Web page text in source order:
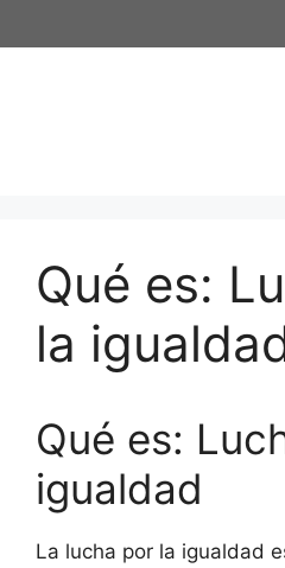
al
Qué es:
la
Qué es:
igualdad
La lucha por la igualdad